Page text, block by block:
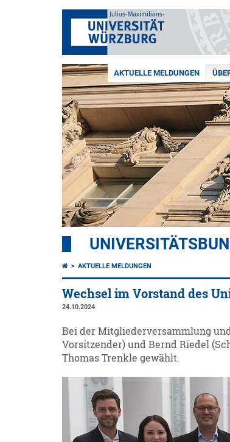
AKTUELLE MELDUNGEN
AKTUELLE MELDUNGEN
Wechsel im Vorstand des
24.10.2024
Bei der Mitgliederversammlung
Vorsitzender) und Bernd Riedel
Thomas Trenkle gewählt.